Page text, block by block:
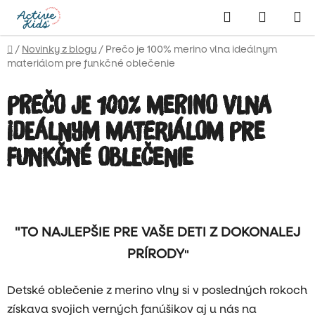
obsah
Hľadať
KOŠÍK
Domov
/ Novinky z blogu/ Prečo je 100% merino vlna ideálnym
materiálom pre funkčné oblečenie
Prečo je 100% merino vlna
ideálnym materiálom pre
funkčné oblečenie
"TO NAJLEPŠIE PRE VAŠE DETI Z DOKONALEJ
PRÍRODY"
Detské oblečenie z merino vlny si v posledných rokoch
získava svojich verných fanúšikov aj u nás na